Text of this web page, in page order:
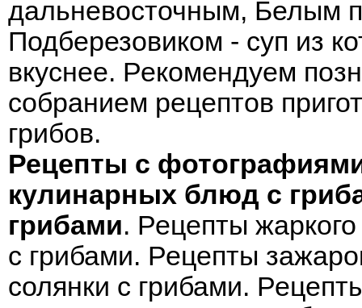
дальневосточным, Белым
Подберезовиком - суп из
вкуснее. Рекомендуем
собранием рецептов
грибов.
Рецепты с
кулинарных блюд с
грибами. Рецепты
с грибами. Рецепты
солянки с грибами.